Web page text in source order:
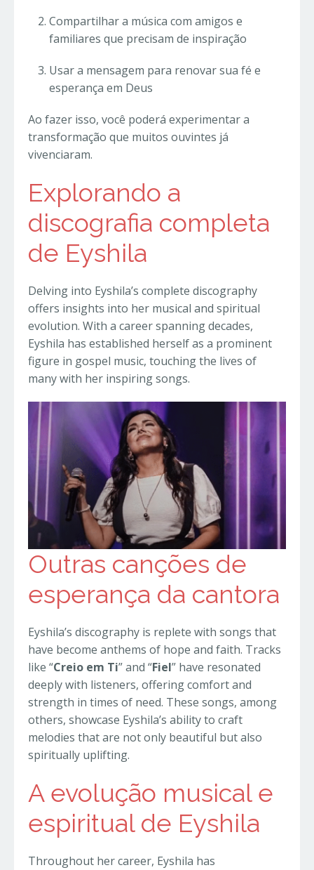
Compartilhar a música com amigos e
familiares que precisam de inspiração
Usar a mensagem para renovar sua fé e
esperança em Deus
Ao fazer isso, você poderá experimentar a
transformação que muitos ouvintes já
vivenciaram.
Explorando a
discografia completa
de Eyshila
Delving into Eyshila’s complete discography
offers insights into her musical and spiritual
evolution. With a career spanning decades,
Eyshila has established herself as a prominent
figure in gospel music, touching the lives of
many with her inspiring songs.
Outras canções de
esperança da cantora
Eyshila’s discography is replete with songs that
have become anthems of hope and faith. Tracks
like “Creio em Ti” and “Fiel” have resonated
deeply with listeners, offering comfort and
strength in times of need. These songs, among
others, showcase Eyshila’s ability to craft
melodies that are not only beautiful but also
spiritually uplifting.
A evolução musical e
espiritual de Eyshila
Throughout her career, Eyshila has